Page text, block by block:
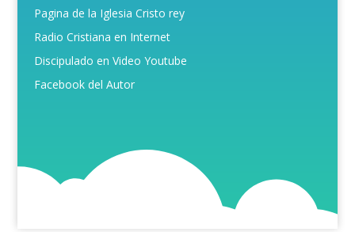
Pagina de la Iglesia Cristo rey
Radio Cristiana en Internet
Discipulado en Video Youtube
Facebook del Autor